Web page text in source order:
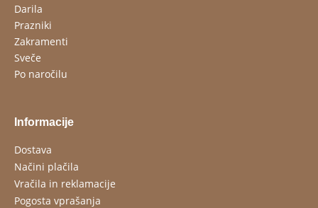
Darila
Prazniki
Zakramenti
Sveče
Po naročilu
Informacije
Dostava
Načini plačila
Vračila in reklamacije
Pogosta vprašanja